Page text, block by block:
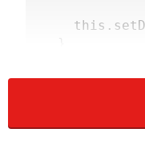
}
private
JPanel